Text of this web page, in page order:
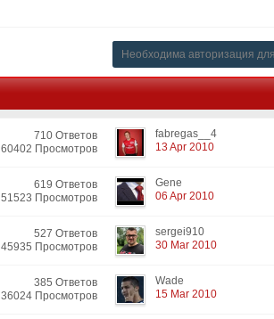
Необходима авторизация
710 Ответов
60402 Просмотров
fabregas__4
13 Apr 2010
619 Ответов
51523 Просмотров
Gene
06 Apr 2010
527 Ответов
45935 Просмотров
sergei910
30 Mar 2010
385 Ответов
36024 Просмотров
Wade
15 Mar 2010